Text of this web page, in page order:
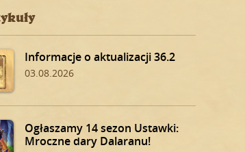
Informacje o aktualizacji 36.2
03.08.2026
Ogłaszamy 14 sezon Ustawki:
Mroczne dary Dalaranu!